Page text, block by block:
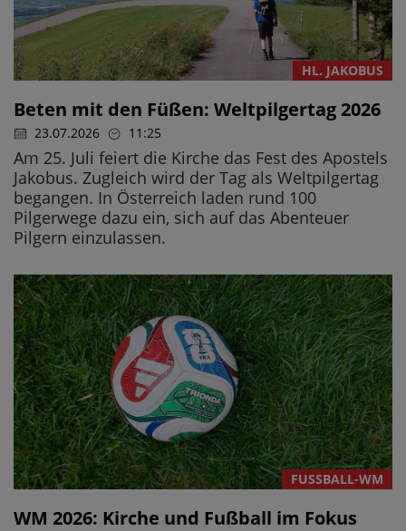
HL. JAKOBUS
Beten mit den Füßen: Weltpilgertag 2026
23.07.2026 11:25
Am 25. Juli feiert die Kirche das Fest des Apostels
Jakobus. Zugleich wird der Tag als Weltpilgertag
begangen. In Österreich laden rund 100
Pilgerwege dazu ein, sich auf das Abenteuer
Pilgern einzulassen.
FUSSBALL-WM
WM 2026: Kirche und Fußball im Fokus